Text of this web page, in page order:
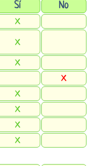
Sí
No
X
X
X
X
X
X
X
X